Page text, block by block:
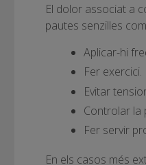
El dolor associat a
pautes senzilles
Aplicar-hi
Fer exercici.
Evitar
Controlar la
Fer servir
En els casos més